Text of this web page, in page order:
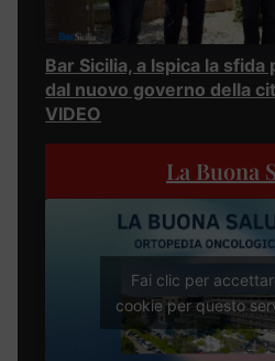
Bar Sicilia, a Ispica la
dal nuovo governo della
VIDEO
La Buona
Fai clic per
cookie per questo